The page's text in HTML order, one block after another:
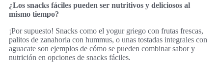
¿Los snacks fáciles pueden ser nutritivos y deliciosos al
mismo tiempo?
¡Por supuesto! Snacks como el yogur griego con frutas frescas,
palitos de zanahoria con hummus, o unas tostadas integrales con
aguacate son ejemplos de cómo se pueden combinar sabor y
nutrición en opciones de snacks fáciles.